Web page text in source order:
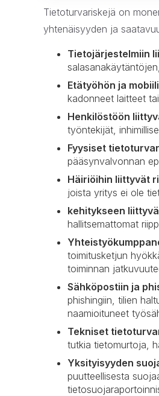
Tietoturvariskejä on
yhtenäisyyden ja
Tietojärjestelmiin
Etätyöhön ja
kadonneet laitteet
Henkilöstöön
työntekijät,
Fyysiset
pääsynvalvonnan
Häiriöihin liittyvät
joista yritys ei ole
kehitykseen
hallitsemattomat
toimitusketjun
toiminnan
Sähköpostiin ja
phishingiin, tilien
naamioituneet
Tekniset
tutkia tietomurtoja,
Yksityisyyden
puutteellisesta